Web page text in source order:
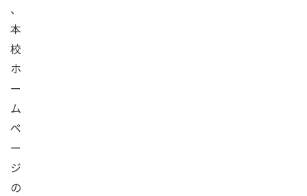
、
本
校
ホ
ー
ム
ペ
ー
ジ
の